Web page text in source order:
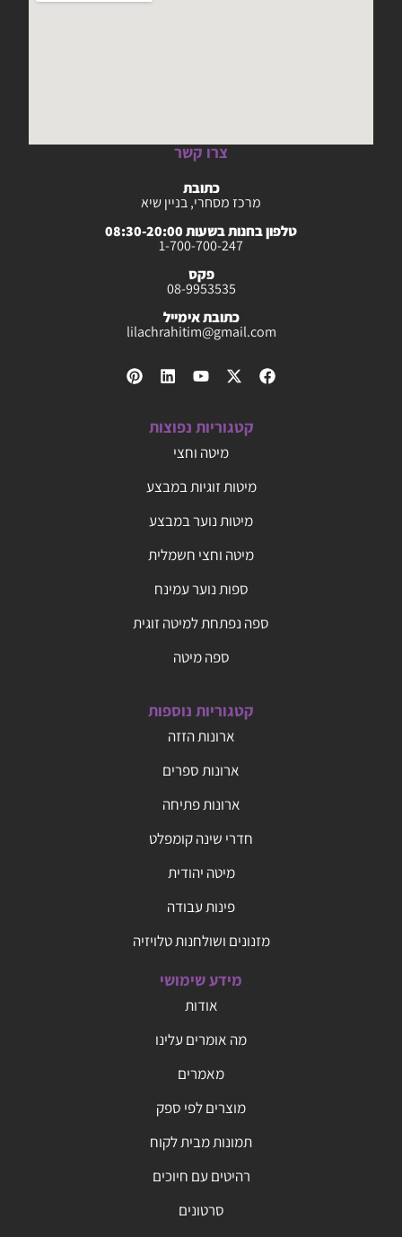
צרו קשר
כתובת
מרכז מסחרי, בניין שיא
טלפון בחנות בשעות 08:30-20:00
1-700-700-247
פקס
08-9953535
כתובת אימייל
lilachrahitim@gmail.com
קטגוריות נפוצות
מיטה וחצי
מיטות זוגיות במבצע
מיטות נוער במבצע
מיטה וחצי חשמלית
ספות נוער עמינח
ספה נפתחת למיטה זוגית
ספה מיטה
קטגוריות נוספות
ארונות הזזה
ארונות ספרים
ארונות פתיחה
חדרי שינה קומפלט
מיטה יהודית
פינות עבודה
מזנונים ושולחנות טלויזיה
מידע שימושי
אודות
מה אומרים עלינו
מאמרים
מוצרים לפי ספק
תמונות מבית לקוח
רהיטים עם חיוכים
סרטונים